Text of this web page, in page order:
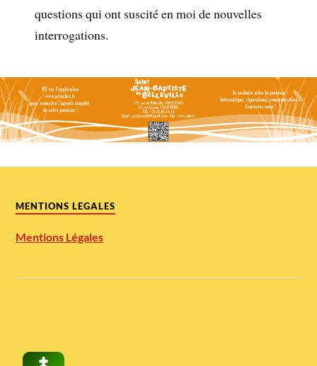
questions qui ont suscité en moi de nouvelles
interrogations.
MENTIONS LEGALES
Mentions Légales